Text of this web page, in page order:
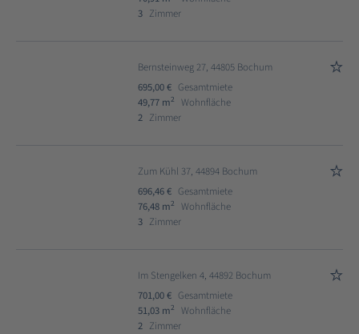
3 Zimmer
Bernsteinweg 27, 44805 Bochum
695,00 € Gesamtmiete
49,77 m2
Wohnfläche
2 Zimmer
Zum Kühl 37, 44894 Bochum
696,46 € Gesamtmiete
76,48 m2
Wohnfläche
3 Zimmer
Im Stengelken 4, 44892 Bochum
701,00 € Gesamtmiete
51,03 m2
Wohnfläche
2 Zimmer